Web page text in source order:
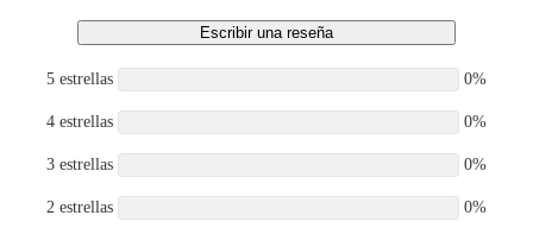
Escribir una reseña
5 estrellas 0%
4 estrellas 0%
3 estrellas 0%
2 estrellas 0%